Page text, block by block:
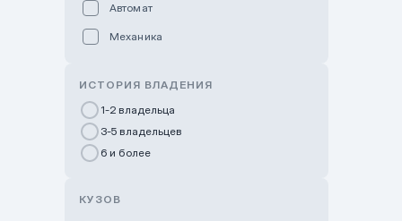
GWM Nurly Zhol
Chery Astana
Автомат
Механика
ИСТОРИЯ ВЛАДЕНИЯ
1-2 владельца
3-5 владельцев
6 и более
КУЗОВ